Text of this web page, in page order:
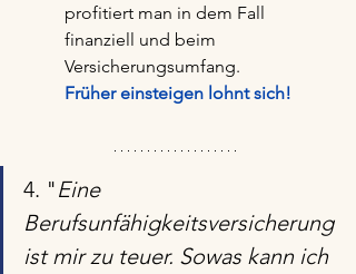
profitiert man in dem Fall
finanziell und beim
Versicherungsumfang.
Früher einsteigen lohnt sich!
4. "Eine
Berufsunfähigkeitsversicherung
ist mir zu teuer. Sowas kann ich